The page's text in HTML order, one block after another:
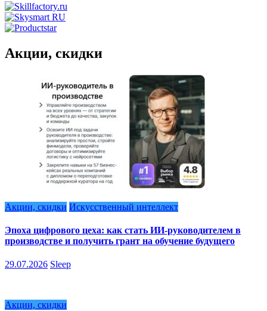
Акции, скидки
Акции, скидки Искусственный интеллект
Эпоха цифрового цеха: как стать ИИ-руководителем в
производстве и получить грант на обучение будущего
29.07.2026 Sleep
Акции, скидки